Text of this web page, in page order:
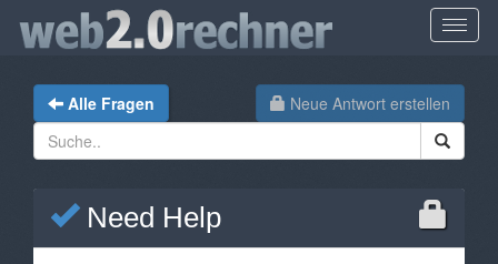
Neue Antwort erstellen
Alle Fragen
Need Help